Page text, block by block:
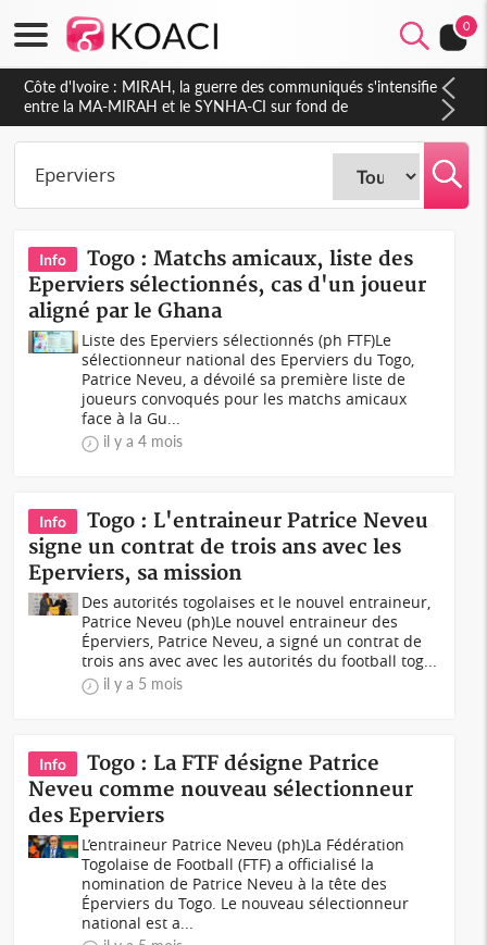
0
Côte d'Ivoire : Indépendance 2026, Thiam plaide pour un
environnement démocratique plus apaisé
Info
Togo : Matchs amicaux, liste des
Eperviers sélectionnés, cas d'un joueur
aligné par le Ghana
Liste des Eperviers sélectionnés (ph FTF)Le
sélectionneur national des Eperviers du Togo,
Patrice Neveu, a dévoilé sa première liste de
joueurs convoqués pour les matchs amicaux
face à la Gu...
il y a 4 mois
Info
Togo : L'entraineur Patrice Neveu
signe un contrat de trois ans avec les
Eperviers, sa mission
Des autorités togolaises et le nouvel entraineur,
Patrice Neveu (ph)Le nouvel entraineur des
Éperviers, Patrice Neveu, a signé un contrat de
trois ans avec avec les autorités du football tog...
il y a 5 mois
Info
Togo : La FTF désigne Patrice
Neveu comme nouveau sélectionneur
des Eperviers
L’entraineur Patrice Neveu (ph)La Fédération
Togolaise de Football (FTF) a officialisé la
nomination de Patrice Neveu à la tête des
Éperviers du Togo. Le nouveau sélectionneur
national est a...